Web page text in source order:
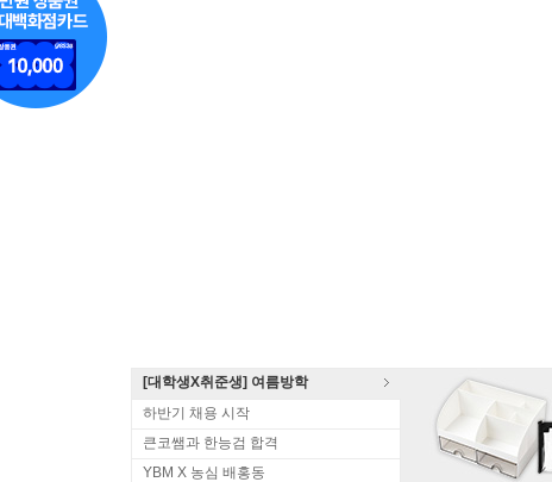
[대학생X취준생] 여름방학
하반기 채용 시작
큰코쌤과 한능검 합격
YBM X 농심 배홍동